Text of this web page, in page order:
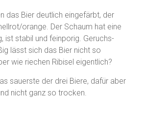
das Bier deutlich eingefärbt, der
orange. Der Schaum hat eine
ist stabil und feinporig. Geruchs-
lässt sich das Bier nicht so
wie riechen Ribisel eigentlich?
sauerste der drei Biere, dafür aber
nicht ganz so trocken.